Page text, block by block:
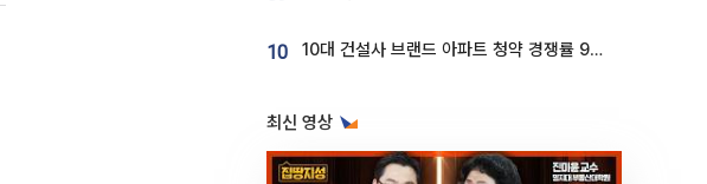
10 10대 건설사 브랜드 아파트 청약 경쟁률 9.85대 1…일반 단지의 4배
최신 영상